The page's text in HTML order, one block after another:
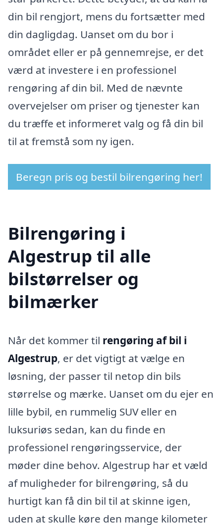
din bil rengjort, mens du fortsætter med
din dagligdag. Uanset om du bor i
området eller er på gennemrejse, er det
værd at investere i en professionel
rengøring af din bil. Med de nævnte
overvejelser om priser og tjenester kan
du træffe et informeret valg og få din bil
til at fremstå som ny igen.
Beregn pris og bestil bilrengøring her!
Bilrengøring i
Algestrup til alle
bilstørrelser og
bilmærker
Når det kommer til rengøring af bil i
Algestrup, er det vigtigt at vælge en
løsning, der passer til netop din bils
størrelse og mærke. Uanset om du ejer en
lille bybil, en rummelig SUV eller en
luksuriøs sedan, kan du finde en
professionel rengøringsservice, der
møder dine behov. Algestrup har et væld
af muligheder for bilrengøring, så du
hurtigt kan få din bil til at skinne igen,
uden at skulle køre den mange kilometer